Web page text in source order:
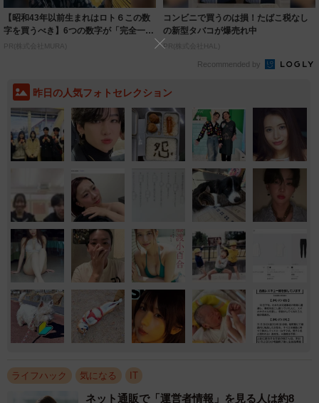
【昭和43年以前生まれはロト６この数
字を買うべき】6つの数字が「完全一
致」する方...
PR(株式会社MURA)
コンビニで買うのは損！たばこ税なし
の新型タバコが爆売れ中
PR(株式会社HAL)
Recommended by
昨日の人気フォトセレクション
ライフハック 気になる IT
ネット通販で「運営者情報」を見る人は約8